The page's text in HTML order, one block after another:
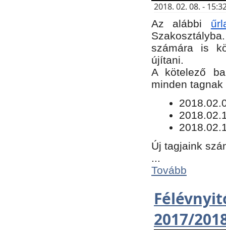
2018. 02. 08. -
Az alábbi
számára is
újítani.
​A kötelező
minden
Új tagjaink
Tovább
2017/